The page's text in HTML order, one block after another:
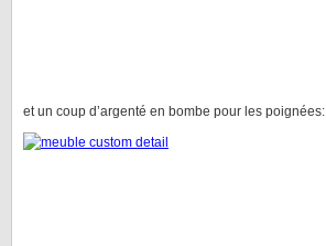
et un coup d’argenté en bombe pour les poignées: